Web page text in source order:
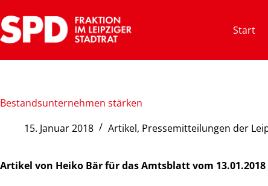
Inhalt
springen
Start
Bestandsunternehmen stärken
15. Januar 2018
Artikel, Pressemitteilungen der
Artikel von Heiko Bär für das Amtsblatt vom 13.01.2018